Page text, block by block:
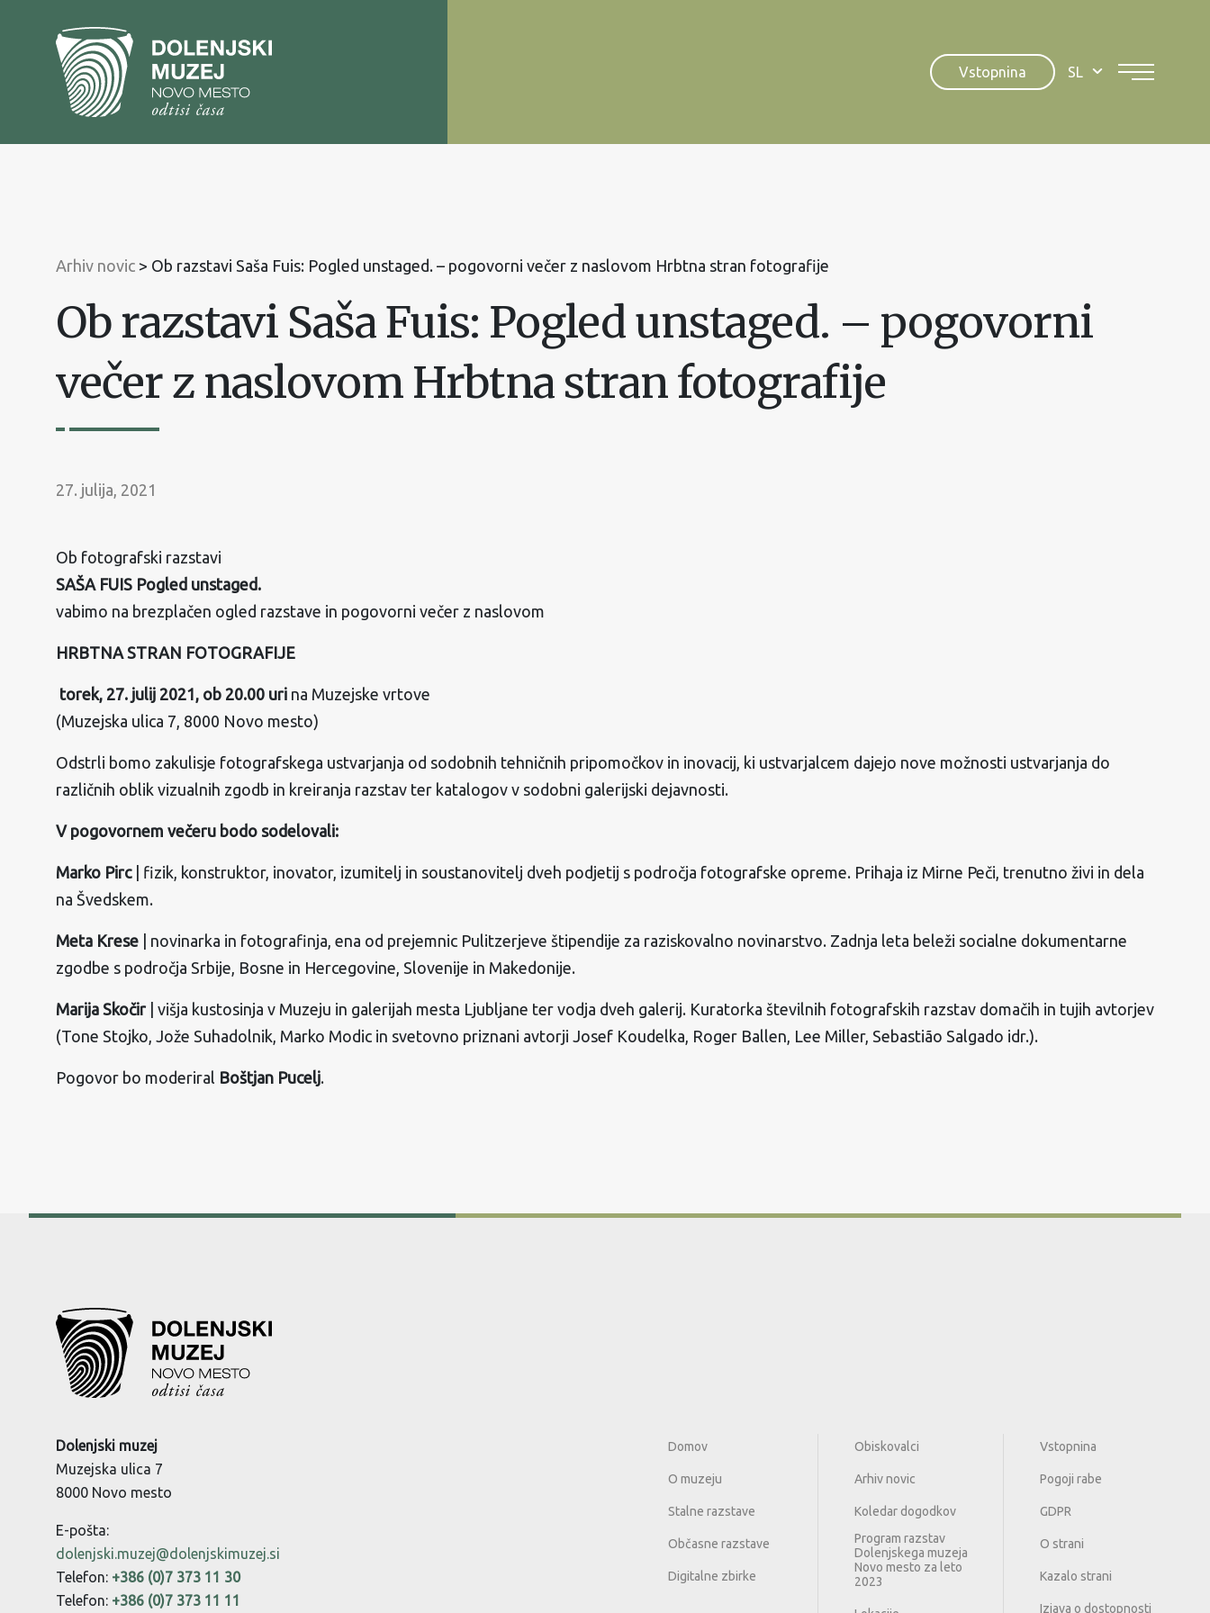
Na
Vstopnina SL
Arhiv novic > Ob razstavi Saša Fuis: Pogled unstaged. – pogovorni večer z naslovom Hrbtna stran fotografije
Ob razstavi Saša Fuis: Pogled unstaged. – pogovorni
večer z naslovom Hrbtna stran fotografije
27. julija, 2021
Ob fotografski razstavi
SAŠA FUIS Pogled unstaged.
vabimo na brezplačen ogled razstave in pogovorni večer z naslovom
HRBTNA STRAN FOTOGRAFIJE
torek, 27. julij 2021, ob 20.00 uri na Muzejske vrtove
(Muzejska ulica 7, 8000 Novo mesto)
Odstrli bomo zakulisje fotografskega ustvarjanja od sodobnih tehničnih pripomočkov in inovacij, ki ustvarjalcem dajejo nove možnosti ustvarjanja do
različnih oblik vizualnih zgodb in kreiranja razstav ter katalogov v sodobni galerijski dejavnosti.
V pogovornem večeru bodo sodelovali:
Marko Pirc| fizik, konstruktor, inovator, izumitelj in soustanovitelj dveh podjetij s področja fotografske opreme. Prihaja iz Mirne Peči, trenutno živi in dela
na Švedskem.
Meta Krese | novinarka in fotografinja, ena od prejemnic Pulitzerjeve štipendije za raziskovalno novinarstvo. Zadnja leta beleži socialne dokumentarne
zgodbe s področja Srbije, Bosne in Hercegovine, Slovenije in Makedonije.
Marija Skočir | višja kustosinja v Muzeju in galerijah mesta Ljubljane ter vodja dveh galerij. Kuratorka številnih fotografskih razstav domačih in tujih avtorjev
(Tone Stojko, Jože Suhadolnik, Marko Modic in svetovno priznani avtorji Josef Koudelka, Roger Ballen, Lee Miller, Sebastião Salgado idr.).
Pogovor bo moderiral Boštjan Pucelj.
Dolenjski muzej
Muzejska ulica 7
8000 Novo mesto
E-pošta:
dolenjski.muzej@dolenjskimuzej.si
Telefon: +386 (0)7 373 11 30
Telefon: +386 (0)7 373 11 11
Domov
O muzeju
Stalne razstave
Občasne razstave
Digitalne zbirke
Obiskovalci
Arhiv novic
Koledar dogodkov
Program razstav
Dolenjskega muzeja
Novo mesto za leto
2023
Vstopnina
Pogoji rabe
GDPR
O strani
Kazalo strani
Izjava o dostopnosti